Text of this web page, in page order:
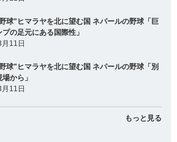
球"ヒマラヤを北に望む国 ネパールの野球「巨
プの足元にある国際性」
11日
球"ヒマラヤを北に望む国 ネパールの野球「別
から」
11日
もっと見る